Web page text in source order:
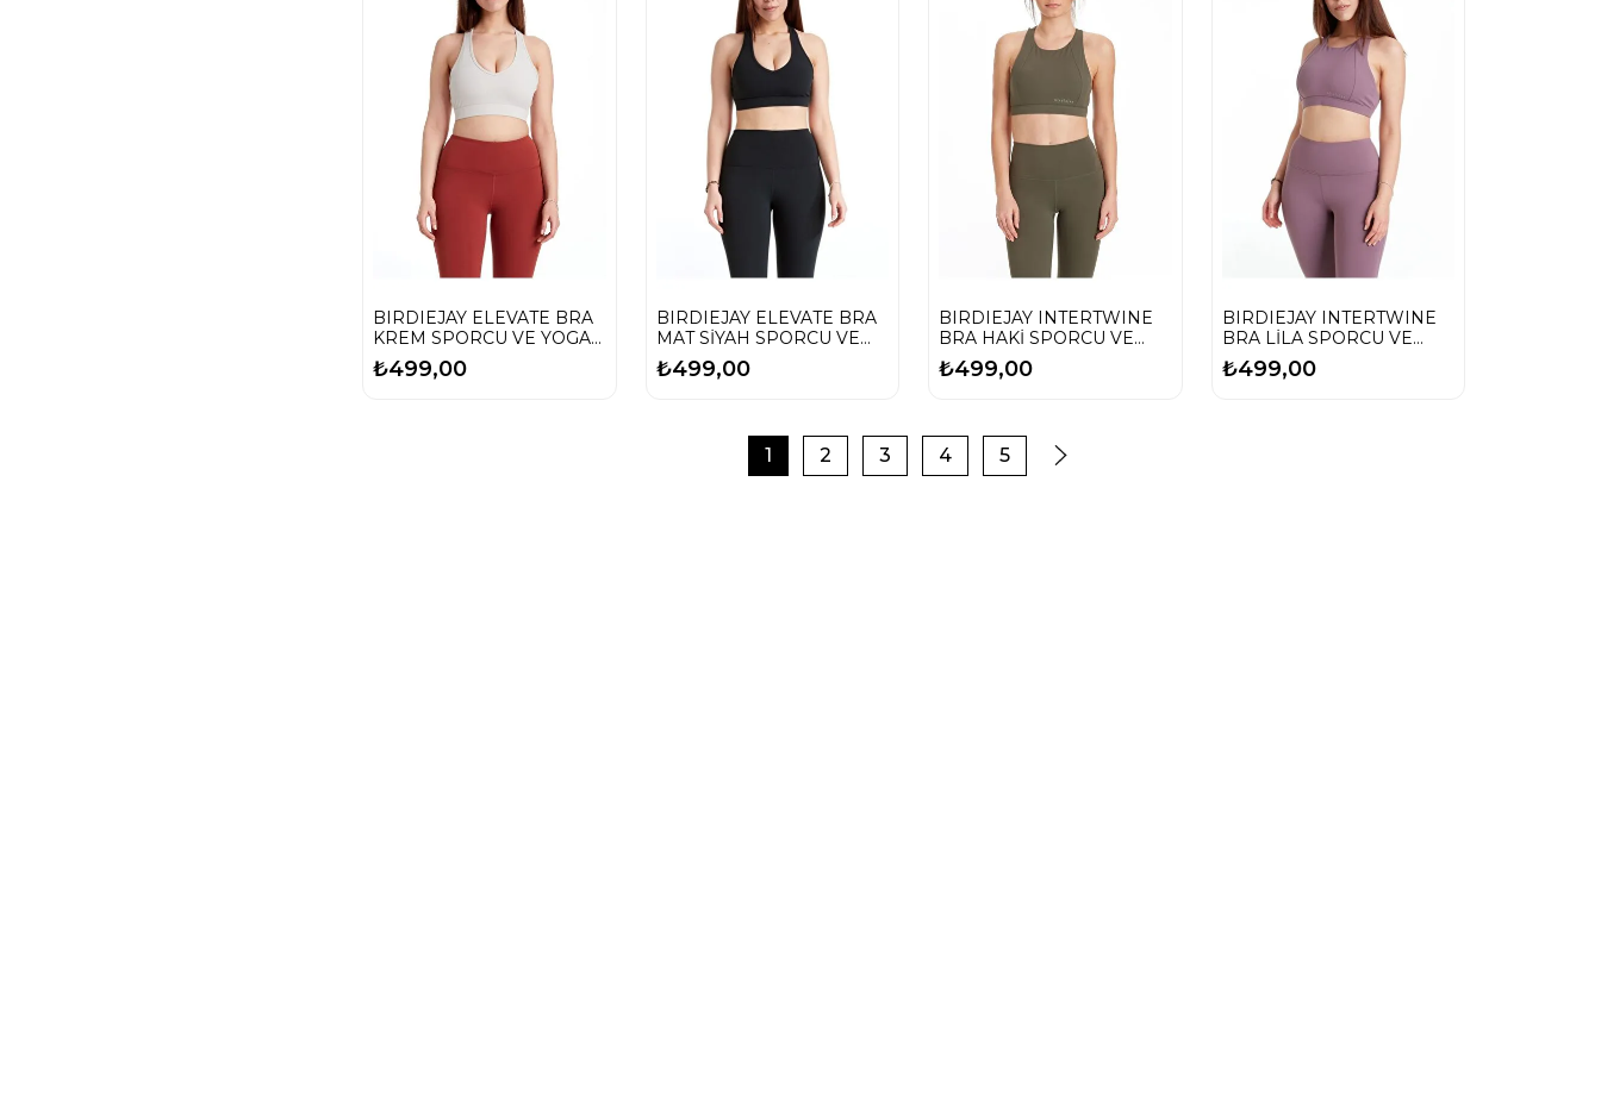
BIRDIEJAY ELEVATE BRA
KREM SPORCU VE YOGA
SÜTYENİ
₺499,00
BIRDIEJAY ELEVATE BRA
MAT SİYAH SPORCU VE
YOGA SÜTYENİ
₺499,00
BIRDIEJAY INTERTWINE
BRA HAKİ SPORCU VE
YOGA SÜTYENİ
₺499,00
BIRDIEJAY INTERTWINE
BRA LİLA SPORCU VE
YOGA SÜTYENİ
₺499,00
1 2 3 4 5